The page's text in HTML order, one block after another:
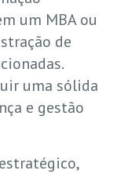
um MBA ou
de
uma sólida
e gestão